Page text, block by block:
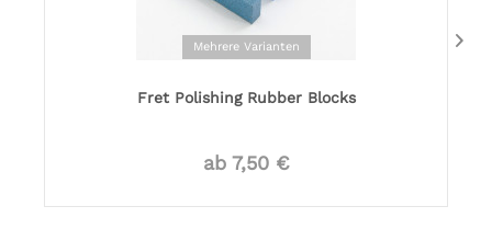
Mehrere Varianten
Fret Polishing Rubber Blocks
ab 7,50 €